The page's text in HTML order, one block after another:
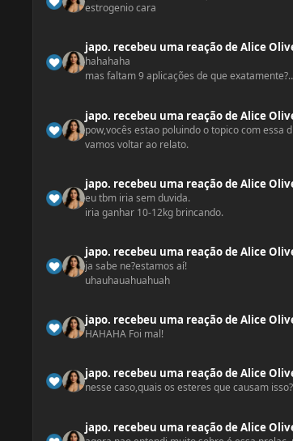
estrogenio cara
japo. recebeu uma reaçãodeAlice
hahahaha
mas faltam 9 aplicações de que exatamente?
calma fera,vocês estão muito exaltados
melior parar
japo. recebeu uma reaçãodeAlice
pow,vocês estao poluindo o topico com essa
vamos voltar ao relato.
japo. recebeu uma reaçãodeAlice
eu tbm iria sem duvida.
iria ganhar 10-12kg brincando.
japo. recebeu uma reaçãodeAlice
ja sabe ne?estamos aí!
uhauhauahuahuah
japo. recebeu uma reaçãodeAlice
HAHAHA Foi mal!
japo. recebeu uma reaçãodeAlice
nesse caso,quais os esteres que causam
japo. recebeu uma reaçãodeAlice